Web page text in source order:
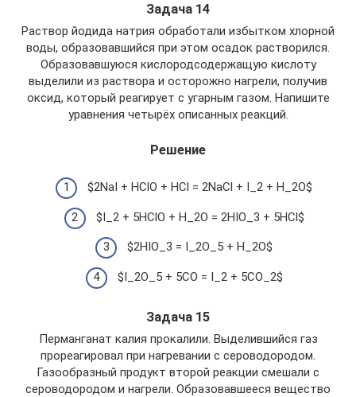
Задача 14
Раствор йодида натрия обработали избытком хлорной
воды, образовавшийся при этом осадок растворился.
Образовавшуюся кислородсодержащую кислоту
выделили из раствора и осторожно нагрели, получив
оксид, который реагирует с угарным газом. Напишите
уравнения четырёх описанных реакций.
Решение
$2NaI + HClO + HCl = 2NaCl + I_2 + H_2O$
$I_2 + 5HClO + H_2O = 2HIO_3 + 5HCl$
$2HIO_3 = I_2O_5 + H_2O$
$I_2O_5 + 5CO = I_2 + 5CO_2$
Задача 15
Перманганат калия прокалили. Выделившийся газ
прореагировал при нагревании с сероводородом.
Газообразный продукт второй реакции смешали с
сероводородом и нагрели. Образовавшееся вещество